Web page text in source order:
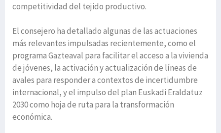
competitividad del tejido productivo.
El consejero ha detallado algunas de las actuaciones
más relevantes impulsadas recientemente, como el
programa Gazteaval para facilitar el acceso a la vivienda
de jóvenes, la activación y actualización de líneas de
avales para responder a contextos de incertidumbre
internacional, y el impulso del plan Euskadi Eraldatuz
2030 como hoja de ruta para la transformación
económica.